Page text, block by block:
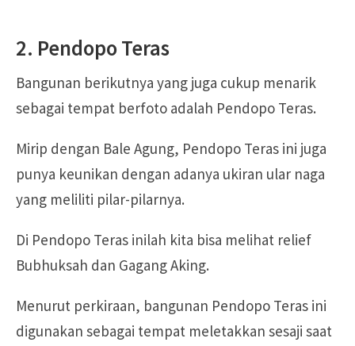
2. Pendopo Teras
Bangunan berikutnya yang juga cukup menarik
sebagai tempat berfoto adalah Pendopo Teras.
Mirip dengan Bale Agung, Pendopo Teras ini juga
punya keunikan dengan adanya ukiran ular naga
yang meliliti pilar-pilarnya.
Di Pendopo Teras inilah kita bisa melihat relief
Bubhuksah dan Gagang Aking.
Menurut perkiraan, bangunan Pendopo Teras ini
digunakan sebagai tempat meletakkan sesaji saat